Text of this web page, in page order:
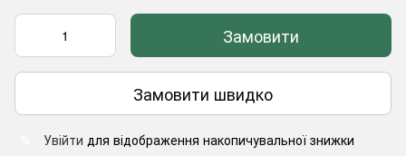
Замовити
Замовити швидко
Увійти для відображення накопичувальної знижки